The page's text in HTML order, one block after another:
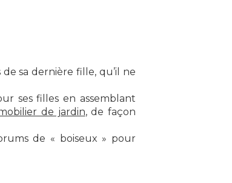
sa dernière fille, qu’il ne
ses filles en assemblant
de jardin, de façon
de « boiseux » pour